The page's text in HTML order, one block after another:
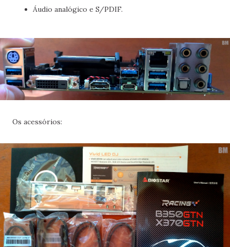
Áudio analógico e S/PDIF.
Os acessórios: